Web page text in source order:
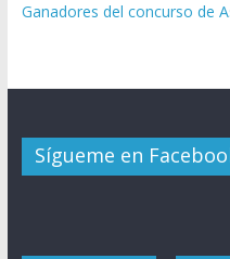
Ganadores del concurso de
Sígueme en